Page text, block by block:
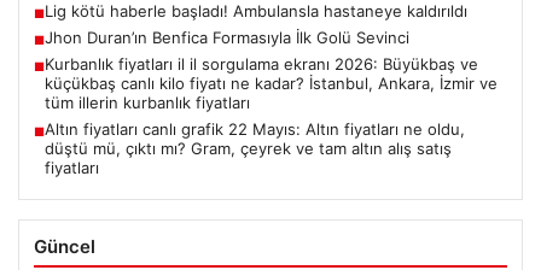
■Lig kötü haberle başladı! Ambulansla hastaneye kaldırıldı
■Jhon Duran’ın Benfica Formasıyla İlk Golü Sevinci
■Kurbanlık fiyatları il il sorgulama ekranı 2026: Büyükbaş ve
küçükbaş canlı kilo fiyatı ne kadar? İstanbul, Ankara, İzmir ve
tüm illerin kurbanlık fiyatları
■Altın fiyatları canlı grafik 22 Mayıs: Altın fiyatları ne oldu,
düştü mü, çıktı mı? Gram, çeyrek ve tam altın alış satış
fiyatları
Güncel